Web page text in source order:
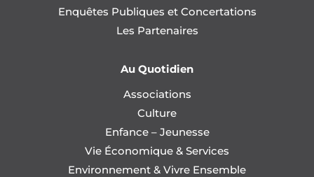
Enquêtes Publiques et Concertations
Les Partenaires
Au Quotidien
Associations
Culture
Enfance – Jeunesse
Vie Économique & Services
Environnement & Vivre Ensemble